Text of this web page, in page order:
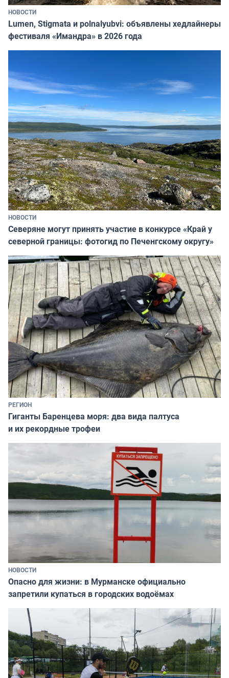
НОВОСТИ
Lumen, Stigmata и polnalyubvi: объявлены хедлайнеры
фестиваля «Имандра» в 2026 года
НОВОСТИ
Северяне могут принять участие в конкурсе «Край у
северной границы: фотогид по Печенгскому округу»
РЕГИОН
Гиганты Баренцева моря: два вида палтуса
и их рекордные трофеи
НОВОСТИ
Опасно для жизни: в Мурманске официально
запретили купаться в городских водоёмах